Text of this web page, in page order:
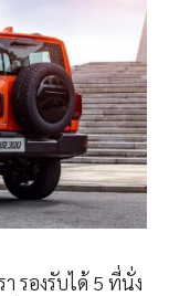
รองรับได้ 5 ที่นั่ง